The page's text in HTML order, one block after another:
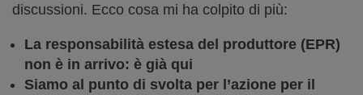
discussioni. Ecco cosa mi ha colpito di più:
La responsabilità estesa del produttore (EPR)
non è in arrivo: è già qui
Siamo al punto di svolta per l’azione per il